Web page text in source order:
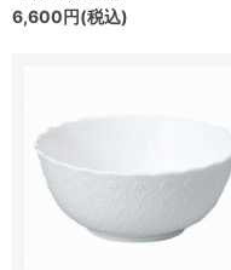
6,600円(税込)